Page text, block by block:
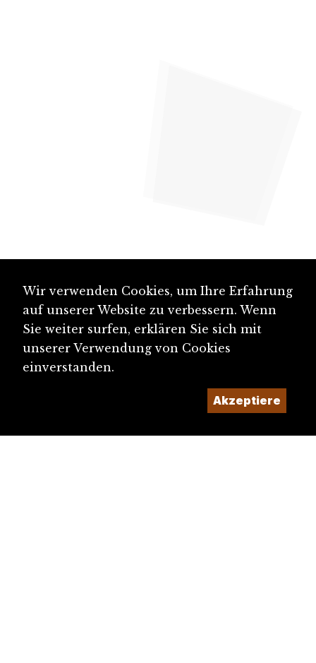
Wir verwenden Cookies, um Ihre Erfahrung
auf unserer Website zu verbessern. Wenn
Sie weiter surfen, erklären Sie sich mit
unserer Verwendung von Cookies
einverstanden.
Akzeptiere